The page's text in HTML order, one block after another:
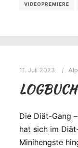
VIDEOPREMIERE
11. Juli 2023
Die Diät-Gang
hat sich im
Minihengste